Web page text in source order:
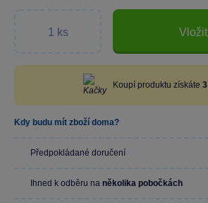
Koupí produktu získáte 3
Kdy budu mít zboží doma?
Předpokládané doručení
Ihned k odběru na několika pobočkách